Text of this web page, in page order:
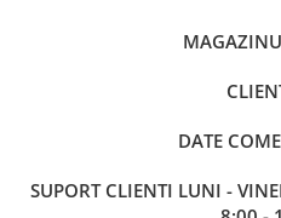
DATE
SUPORT CLIENTI LUNI -